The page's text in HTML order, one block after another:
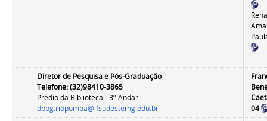
Diretor de Pesquisa e Pós-Graduação
Telefone: (32)98410-3865
Prédio da Biblioteca - 3º Andar
dppg.riopomba@ifsudestemg.edu.br
04